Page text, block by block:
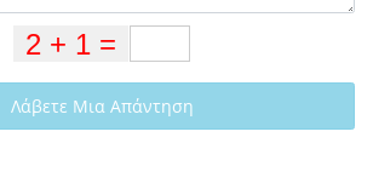
Λάβετε Μια Απάντηση